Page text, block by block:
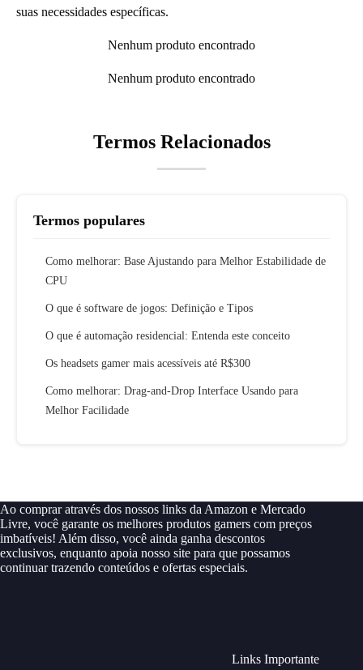
suas necessidades específicas.
Nenhum produto encontrado
Nenhum produto encontrado
Termos Relacionados
Termos populares
Como melhorar: Base Ajustando para Melhor Estabilidade de
CPU
O que é software de jogos: Definição e Tipos
O que é automação residencial: Entenda este conceito
Os headsets gamer mais acessíveis até R$300
Como melhorar: Drag-and-Drop Interface Usando para
Melhor Facilidade
Ao comprar através dos nossos links da Amazon e Mercado
Livre, você garante os melhores produtos gamers com preços
imbatíveis! Além disso, você ainda ganha descontos
exclusivos, enquanto apoia nosso site para que possamos
continuar trazendo conteúdos e ofertas especiais.
Links Importante